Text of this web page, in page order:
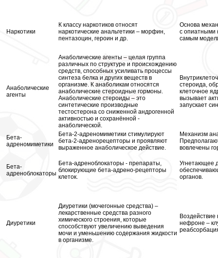
Наркотики
К классу наркотиков относят
наркотические aнaльгетики – морфин,
пентазоцин, героин и др.
Основа
с опиатными
самым
Анаболические
агенты
Анаболические агенты – целая группа
различных по структуре и происхождению
средств, способных усиливать процессы
синтеза белка и других веществ в
организме. К анаболикам относятся
анаболические стероидные гормоны.
Анаболические стероиды – это
синтетические производные
тестостерона со сниженной андрогенной
активностью и сохранённой -
анаболической.
стероида,
клеточное
вызывает
запускает
Бета-
адреномиметики
Бета-2-адреномиметики стимулируют
бета-2-адренорецепторы и проявляют
выраженное анаболическое действие.
Механизм
вовлечены
Бета-
адреноблокаторы
Бета-адреноблокаторы - препараты,
блокирующие бета-адрено-рецепторы
клеток.
Угнетающее
органов.
Диуретики
Диуретики (мочегонные средства) –
лекарственные средства разного
химического строения, которые
способствуют увеличению выведения
мочи и уменьшению содержания жидкости
в организме.
нефроне –